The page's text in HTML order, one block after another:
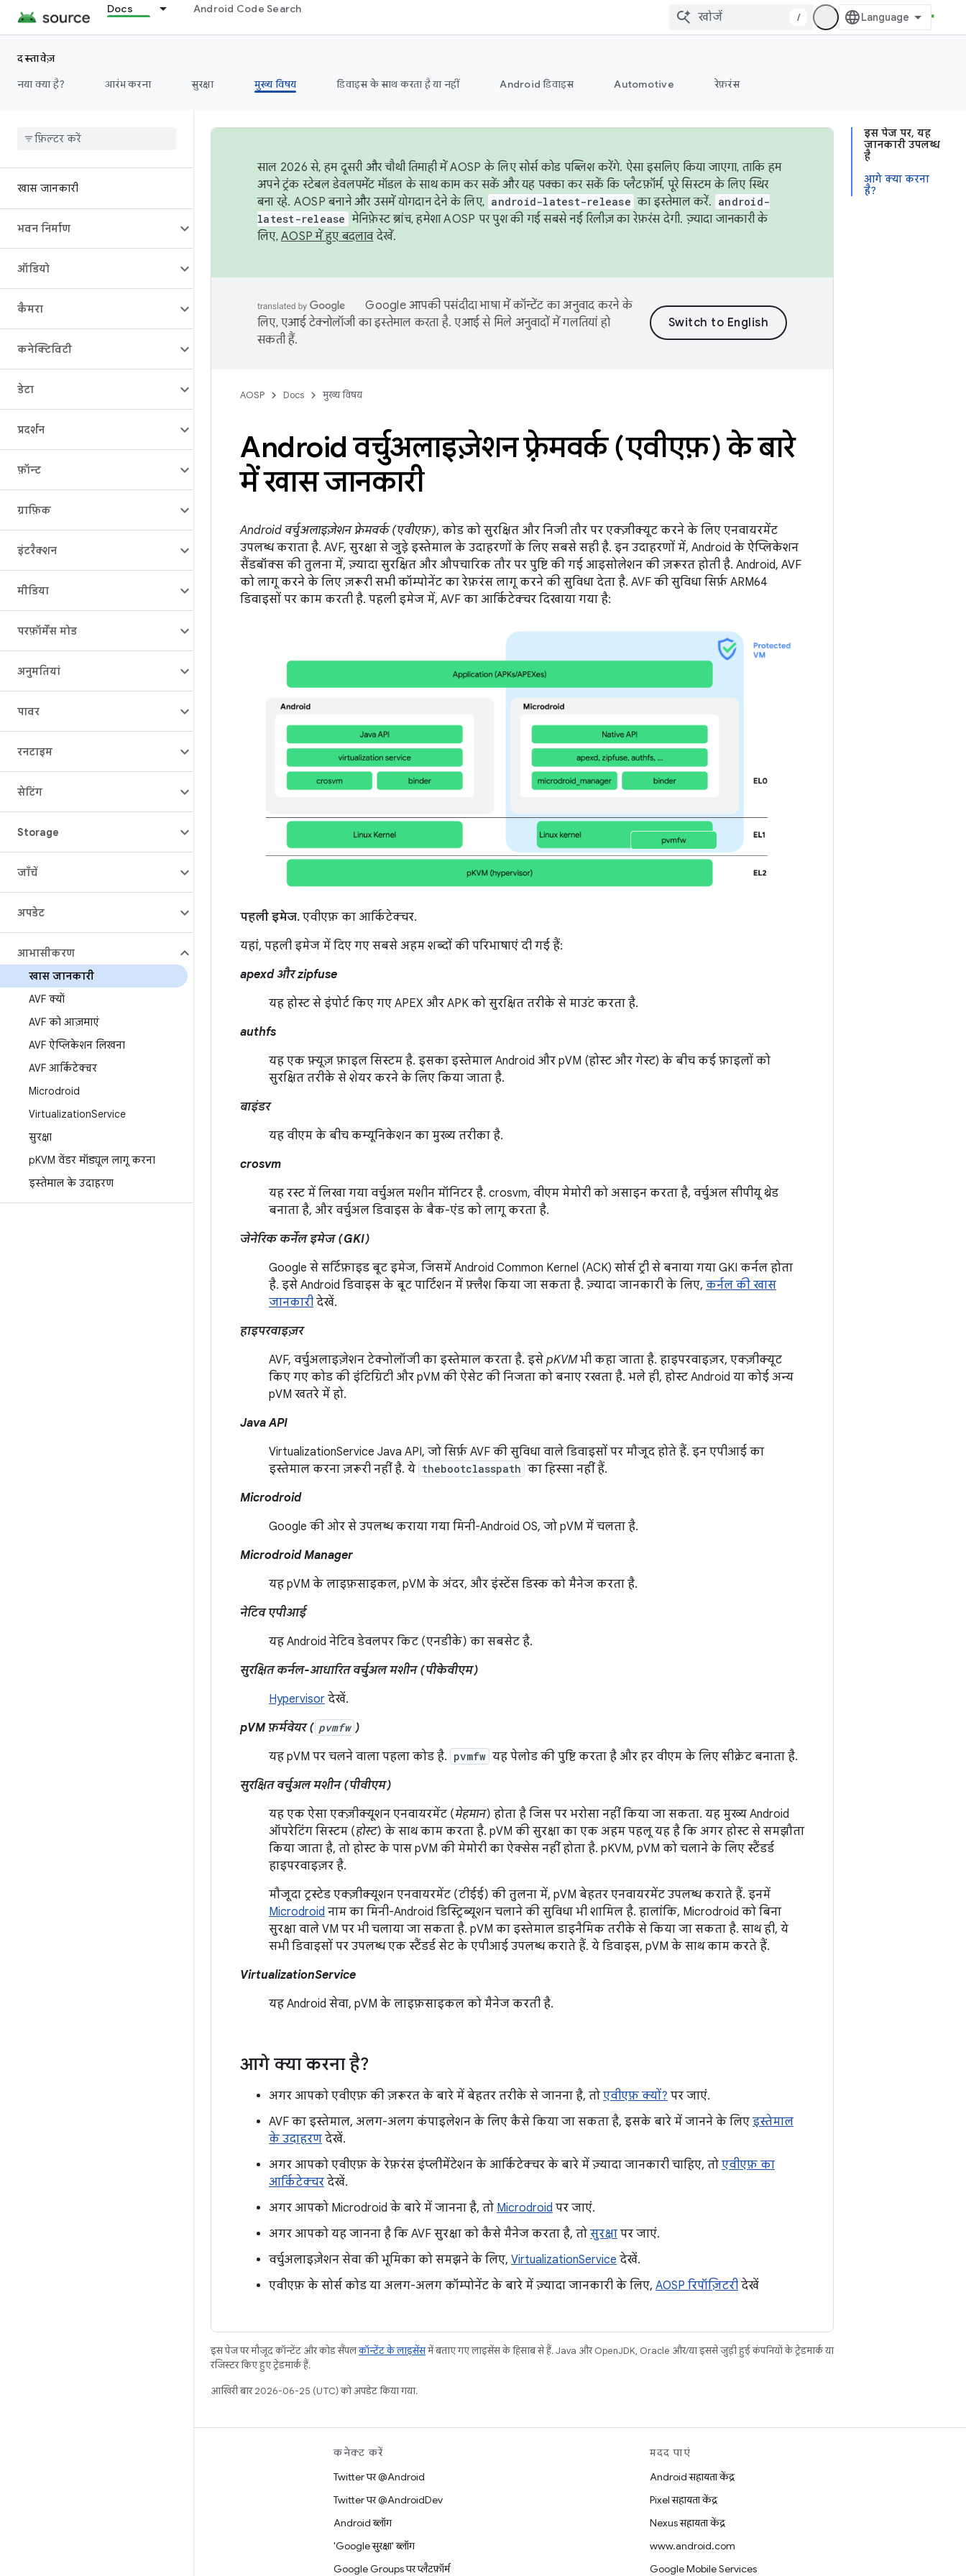
Docs Android Code Search
/
दस्तावेज़
नया क्या है?
आरंभ करना सुरक्षा मुख्य विषय डिवाइस के साथ करता है या नहीं Android डिवाइस Automotive रेफ़रंस
खास जानकारी
भवन निर्माण
ऑडियो
कैमरा
कनेक्टिविटी
डेटा
प्रदर्शन
फ़ॉन्ट
ग्राफ़िक
इंटरैक्शन
मीडिया
परफ़ॉर्मेंस मोड
अनुमतियां
पावर
रनटाइम
सेटिंग
Storage
जाँचें
अपडेट
आभासीकरण
खास जानकारी
AVF क्यों
AVF को आज़माएं
AVF ऐप्लिकेशन लिखना
AVF आर्किटेक्चर
Microdroid
VirtualizationService
सुरक्षा
pKVM वेंडर मॉड्यूल लागू करना
इस्तेमाल के उदाहरण
इस पेज पर, यह
जानकारी उपलब्ध
है
आगे क्या करना
है?
साल 2026 से, हम दूसरी और चौथी तिमाही में AOSP के लिए सोर्स कोड पब्लिश करेंगे. ऐसा इसलिए किया जाएगा, ताकि हम
अपने ट्रंक स्टेबल डेवलपमेंट मॉडल के साथ काम कर सकें और यह पक्का कर सकें कि प्लैटफ़ॉर्म, पूरे सिस्टम के लिए स्थिर
बना रहे. AOSP बनाने और उसमें योगदान देने के लिए, android-latest-release का इस्तेमाल करें. android-
latest-release मेनिफ़ेस्ट ब्रांच, हमेशा AOSP पर पुश की गई सबसे नई रिलीज़ का रेफ़रंस देगी. ज़्यादा जानकारी के
लिए, AOSP में हुए बदलावदेखें.
Google आपकी पसंदीदा भाषा में कॉन्टेंट का अनुवाद करने के
लिए, एआई टेक्नोलॉजी का इस्तेमाल करता है. एआई से मिले अनुवादों में गलतियां हो
सकती हैं.
AOSP Docs मुख्य विषय
Android वर्चुअलाइज़ेशन फ़्रेमवर्क (एवीएफ़) के बारे
में खास जानकारी
Android वर्चुअलाइज़ेशन फ़्रेमवर्क (एवीएफ़), कोड को सुरक्षित और निजी तौर पर एक्ज़ीक्यूट करने के लिए एनवायरमेंट
उपलब्ध कराता है. AVF, सुरक्षा से जुड़े इस्तेमाल के उदाहरणों के लिए सबसे सही है. इन उदाहरणों में, Android के ऐप्लिकेशन
सैंडबॉक्स की तुलना में, ज़्यादा सुरक्षित और औपचारिक तौर पर पुष्टि की गई आइसोलेशन की ज़रूरत होती है. Android, AVF
को लागू करने के लिए ज़रूरी सभी कॉम्पोनेंट का रेफ़रंस लागू करने की सुविधा देता है. AVF की सुविधा सिर्फ़ ARM64
डिवाइसों पर काम करती है. पहली इमेज में, AVF का आर्किटेक्चर दिखाया गया है:
पहली इमेज. एवीएफ़ का आर्किटेक्चर.
यहां, पहली इमेज में दिए गए सबसे अहम शब्दों की परिभाषाएं दी गई हैं:
apexd और zipfuse
यह होस्ट से इंपोर्ट किए गए APEX और APK को सुरक्षित तरीके से माउंट करता है.
authfs
यह एक फ़्यूज़ फ़ाइल सिस्टम है. इसका इस्तेमाल Android और pVM (होस्ट और गेस्ट) के बीच कई फ़ाइलों को
सुरक्षित तरीके से शेयर करने के लिए किया जाता है.
बाइंडर
यह वीएम के बीच कम्यूनिकेशन का मुख्य तरीका है.
crosvm
यह रस्ट में लिखा गया वर्चुअल मशीन मॉनिटर है. crosvm, वीएम मेमोरी को असाइन करता है, वर्चुअल सीपीयू थ्रेड
बनाता है, और वर्चुअल डिवाइस के बैक-एंड को लागू करता है.
जेनेरिक कर्नेल इमेज (GKI)
Google से सर्टिफ़ाइड बूट इमेज, जिसमें Android Common Kernel (ACK) सोर्स ट्री से बनाया गया GKI कर्नल होता
है. इसे Android डिवाइस के बूट पार्टिशन में फ़्लैश किया जा सकता है. ज़्यादा जानकारी के लिए, कर्नल की खास
जानकारी देखें.
हाइपरवाइज़र
AVF, वर्चुअलाइज़ेशन टेक्नोलॉजी का इस्तेमाल करता है. इसे pKVMभी कहा जाता है. हाइपरवाइज़र, एक्ज़ीक्यूट
किए गए कोड की इंटिग्रिटी और pVM की ऐसेट की निजता को बनाए रखता है. भले ही, होस्ट Android या कोई अन्य
pVM खतरे में हो.
Java API
VirtualizationService Java API, जो सिर्फ़ AVF की सुविधा वाले डिवाइसों पर मौजूद होते हैं. इन एपीआई का
इस्तेमाल करना ज़रूरी नहीं है. ये thebootclasspath का हिस्सा नहीं हैं.
Microdroid
Google की ओर से उपलब्ध कराया गया मिनी-Android OS, जो pVM में चलता है.
Microdroid Manager
यह pVM के लाइफ़साइकल, pVM के अंदर, और इंस्टेंस डिस्क को मैनेज करता है.
नेटिव एपीआई
यह Android नेटिव डेवलपर किट (एनडीके) का सबसेट है.
सुरक्षित कर्नल-आधारित वर्चुअल मशीन (पीकेवीएम)
Hypervisor देखें.
pVM फ़र्मवेयर ( pvmfw )
यह pVM पर चलने वाला पहला कोड है. pvmfw यह पेलोड की पुष्टि करता है और हर वीएम के लिए सीक्रेट बनाता है.
सुरक्षित वर्चुअल मशीन (पीवीएम)
यह एक ऐसा एक्ज़ीक्यूशन एनवायरमेंट (मेहमान) होता है जिस पर भरोसा नहीं किया जा सकता. यह मुख्य Android
ऑपरेटिंग सिस्टम (होस्ट) के साथ काम करता है. pVM की सुरक्षा का एक अहम पहलू यह है कि अगर होस्ट से समझौता
किया जाता है, तो होस्ट के पास pVM की मेमोरी का ऐक्सेस नहीं होता है. pKVM, pVM को चलाने के लिए स्टैंडर्ड
हाइपरवाइज़र है.
मौजूदा ट्रस्टेड एक्ज़ीक्यूशन एनवायरमेंट (टीईई) की तुलना में, pVM बेहतर एनवायरमेंट उपलब्ध कराते हैं. इनमें
Microdroid नाम का मिनी-Android डिस्ट्रिब्यूशन चलाने की सुविधा भी शामिल है. हालांकि, Microdroid को बिना
सुरक्षा वाले VM पर भी चलाया जा सकता है. pVM का इस्तेमाल डाइनैमिक तरीके से किया जा सकता है. साथ ही, ये
सभी डिवाइसों पर उपलब्ध एक स्टैंडर्ड सेट के एपीआई उपलब्ध कराते हैं. ये डिवाइस, pVM के साथ काम करते हैं.
VirtualizationService
यह Android सेवा, pVM के लाइफ़साइकल को मैनेज करती है.
आगे क्या करना है?
अगर आपको एवीएफ़ की ज़रूरत के बारे में बेहतर तरीके से जानना है, तो एवीएफ़ क्यों? पर जाएं.
AVF का इस्तेमाल, अलग-अलग कंपाइलेशन के लिए कैसे किया जा सकता है, इसके बारे में जानने के लिए इस्तेमाल
के उदाहरण देखें.
अगर आपको एवीएफ़ के रेफ़रंस इंप्लीमेंटेशन के आर्किटेक्चर के बारे में ज़्यादा जानकारी चाहिए, तो एवीएफ़ का
आर्किटेक्चर देखें.
अगर आपको Microdroid के बारे में जानना है, तो Microdroid पर जाएं.
अगर आपको यह जानना है कि AVF सुरक्षा को कैसे मैनेज करता है, तो सुरक्षा पर जाएं.
वर्चुअलाइज़ेशन सेवा की भूमिका को समझने के लिए, VirtualizationService देखें.
एवीएफ़ के सोर्स कोड या अलग-अलग कॉम्पोनेंट के बारे में ज़्यादा जानकारी के लिए, AOSP रिपॉज़िटरी देखें
इस पेज पर मौजूद कॉन्टेंट और कोड सैंपलकॉन्टेंट के लाइसेंसमें बताए गए लाइसेंस के हिसाब से हैं. Java और OpenJDK, Oracle और/या इससे जुड़ी हुई कंपनियों के ट्रेडमार्क या
रजिस्टर किए हुए ट्रेडमार्क हैं.
आखिरी बार 2026-06-25 (UTC) को अपडेट किया गया.
कनेक्ट करें
Twitter पर @Android
Twitter पर @AndroidDev
Android ब्लॉग
'Google सुरक्षा' ब्लॉग
Google Groups पर प्लैटफ़ॉर्म
मदद पाएं
Android सहायता केंद्र
Pixel सहायता केंद्र
Nexus सहायता केंद्र
www.android.com
Google Mobile Services